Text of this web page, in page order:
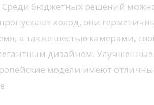
бюджетных решений
холод, они
а также шестью камерами,
дизайном.
модели имеют